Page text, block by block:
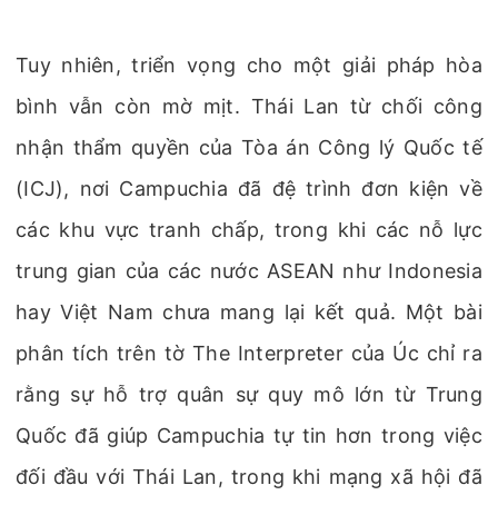
Tuy nhiên, triển vọng cho một giải pháp hòa
bình vẫn còn mờ mịt. Thái Lan từ chối công
nhận thẩm quyền của Tòa án Công lý Quốc tế
(ICJ), nơi Campuchia đã đệ trình đơn kiện về
các khu vực tranh chấp, trong khi các nỗ lực
trung gian của các nước ASEAN như Indonesia
hay Việt Nam chưa mang lại kết quả. Một bài
phân tích trên tờ The Interpreter của Úc chỉ ra
rằng sự hỗ trợ quân sự quy mô lớn từ Trung
Quốc đã giúp Campuchia tự tin hơn trong việc
đối đầu với Thái Lan, trong khi mạng xã hội đã